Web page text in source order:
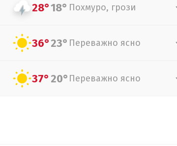
28°18° Похмуро, грози
36°23° Переважно ясно
37°20° Переважно ясно